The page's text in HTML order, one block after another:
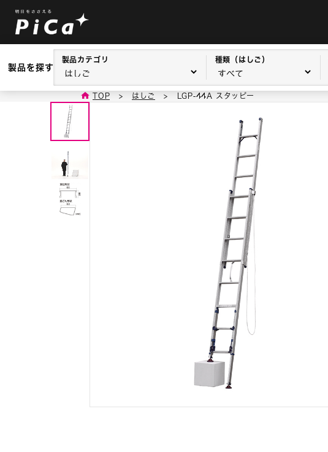
製品を探す
製品カテゴリ 種類（はしご）
TOP > はしご > LGP-44A スタッピー